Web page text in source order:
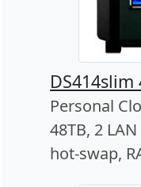
DS414slim
Personal
48TB, 2
hot-swap,